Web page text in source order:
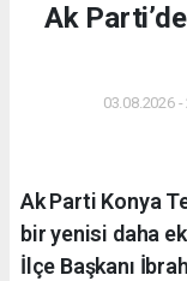
Ak
03.08.2026
Ak Parti Konya
bir yenisi daha
İlçe Başkanı